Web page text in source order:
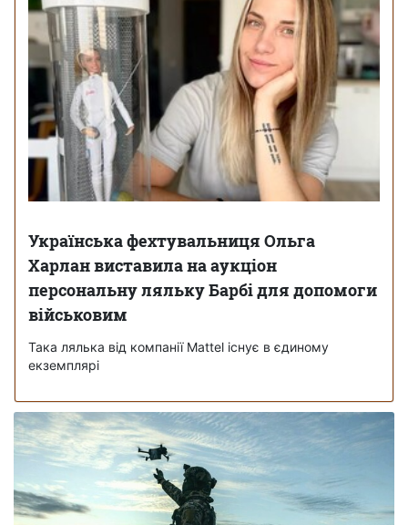
Українська фехтувальниця Ольга
Харлан виставила на аукціон
персональну ляльку Барбі для допомоги
військовим
Така лялька від компанії Mattel існує в єдиному
екземплярі